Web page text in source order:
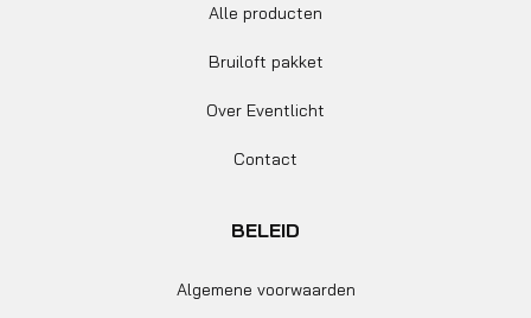
Alle producten
Bruiloft pakket
Over Eventlicht
Contact
BELEID
Algemene voorwaarden